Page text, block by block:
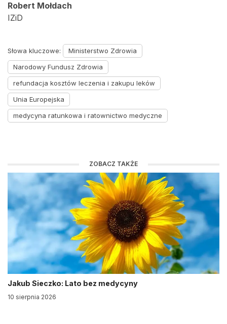
Robert Mołdach
IZiD
Słowa kluczowe:
Ministerstwo Zdrowia
Narodowy Fundusz Zdrowia
refundacja kosztów leczenia i zakupu leków
Unia Europejska
medycyna ratunkowa i ratownictwo medyczne
ZOBACZ TAKŻE
Jakub Sieczko: Lato bez medycyny
10 sierpnia 2026